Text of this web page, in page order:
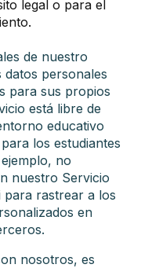
legal o para el
de nuestro
personales
para sus propios
está libre de
educativo
los estudiantes
no
nuestro Servicio
para rastrear a los
en
nosotros, es